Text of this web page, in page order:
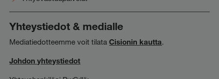
Yhteystiedot & medialle
Mediatiedotteemme voit tilataCisionin kautta.
Johdon yhteystiedot